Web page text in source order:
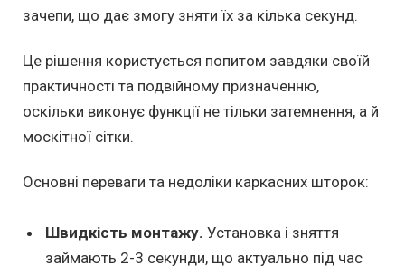
зачепи, що дає змогу зняти їх за кілька секунд.
Це рішення користується попитом завдяки своїй
практичності та подвійному призначенню,
оскільки виконує функції не тільки затемнення, а й
москітної сітки.
Основні переваги та недоліки каркасних шторок:
Швидкість монтажу. Установка і зняття
займають 2-3 секунди, що актуально під час